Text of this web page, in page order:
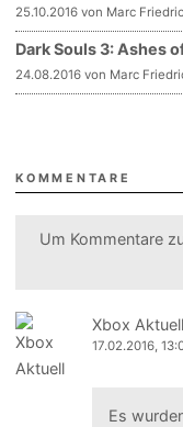
25.10.2016 von Marc
Dark Souls 3: Ashes
24.08.2016 von Marc
KOMMENTARE
Um Kommentare
Xbox Aktuell
17.02.2016,
Es